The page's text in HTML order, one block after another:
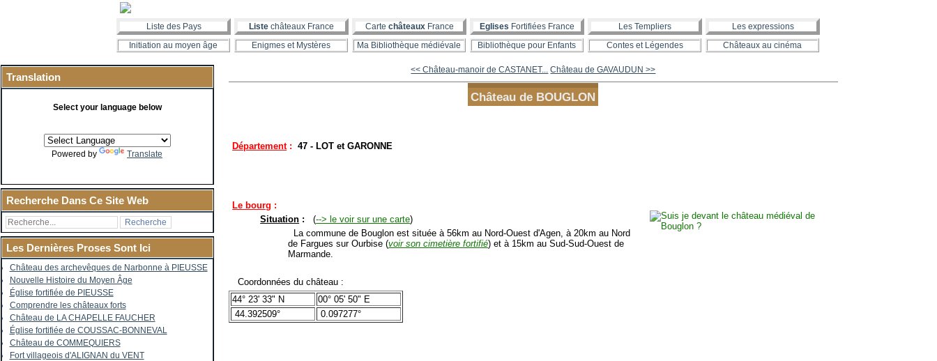
Liste des Pays Liste châteaux France Carte châteauxFrance Eglises Fortifiées France Les Templiers
Les expressions
Initiation au moyen âge
Enigmes et Mystères Ma Bibliothèque médiévale Bibliothèque pour Enfants Contes et Légendes Châteaux au cinéma
Translation
Select your language below
Powered by Translate
Recherche Dans Ce Site Web
Les Dernières Proses Sont Ici
Château des archevêques de Narbonne à PIEUSSE
Nouvelle Histoire du Moyen Âge
Église fortifiée de PIEUSSE
Comprendre les châteaux forts
Château de LA CHAPELLE FAUCHER
Église fortifiée de COUSSAC-BONNEVAL
Château de COMMEQUIERS
Fort villageois d'ALIGNAN du VENT
<< Château-manoir de CASTANET... Château de GAVAUDUN >>
Château de BOUGLON
Département: 47 - LOT et GARONNE
Le bourg :
Situation : (--> le voir sur une carte)
La commune de Bouglon est située à 56km au Nord-Ouest d'Agen, à 20km au Nord
de Fargues sur Ourbise (voir son cimetière fortifié) et à 15km au Sud-Sud-Ouest de
Marmande.
Coordonnées du château :
44° 23' 33" N
00° 05' 50" E
44.392509°
0.097277°